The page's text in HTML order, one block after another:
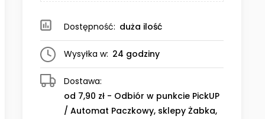
Dostępność: duża ilość
Wysyłka w: 24 godziny
Dostawa:
od 7,90 zł - Odbiór w punkcie PickUP
/ Automat Paczkowy, sklepy Żabka,